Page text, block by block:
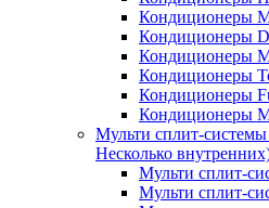
Кондиционеры
Кондиционеры
Кондиционеры
Кондиционеры
Кондиционеры
Кондиционеры
Мульти сплит-
Несколько
Мульти сплит-
Мульти сплит-